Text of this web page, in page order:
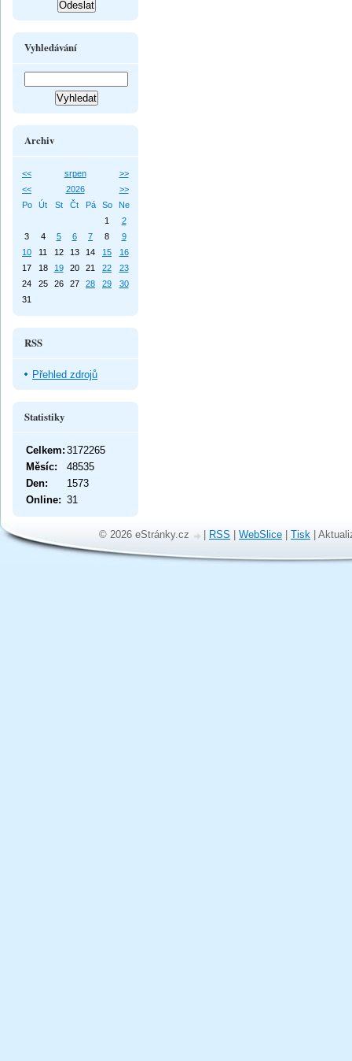
Vyhledávání
Archiv
<< srpen
>>
<<
2026
>>
Po
Út St Čt Pá So
Ne
1
2
3
4 5 6 7 8
9
10
11 12 13 14 15
16
17
18 19 20 21 22
23
24
25 26 27 28 29
30
31
RSS
Přehled zdrojů
Statistiky
Online: 31
Celkem: 3172265
Měsíc:
48535
Den:
1573
© 2026 eStránky.cz | RSS | WebSlice | Tisk |